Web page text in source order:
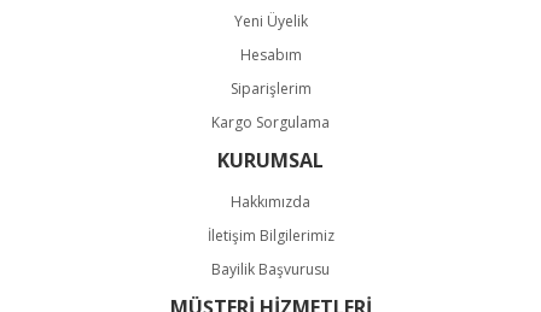
Gönder
Yeni Üyelik
Hesabım
Siparişlerim
Kargo Sorgulama
KURUMSAL
Hakkımızda
İletişim Bilgilerimiz
Bayilik Başvurusu